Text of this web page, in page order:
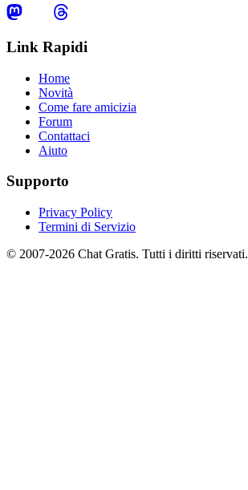
Link Rapidi
Home
Novità
Come fare amicizia
Forum
Contattaci
Aiuto
Supporto
Privacy Policy
Termini di Servizio
© 2007-2026 Chat Gratis. Tutti i diritti riservati.